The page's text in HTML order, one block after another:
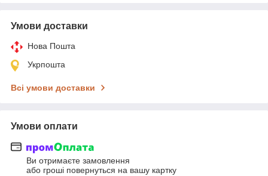
Умови доставки
Нова Пошта
Укрпошта
Всі умови доставки
Умови оплати
Ви отримаєте замовлення
або гроші повернуться на вашу картку